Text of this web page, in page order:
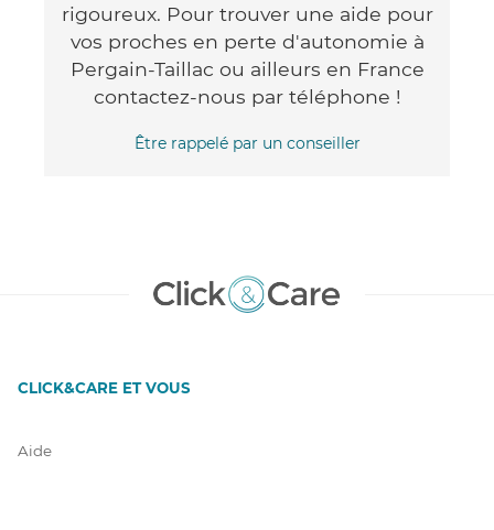
rigoureux. Pour trouver une aide pour
vos proches en perte d'autonomie à
Pergain-Taillac ou ailleurs en France
contactez-nous par téléphone !
Être rappelé par un conseiller
CLICK&CARE ET VOUS
Aide